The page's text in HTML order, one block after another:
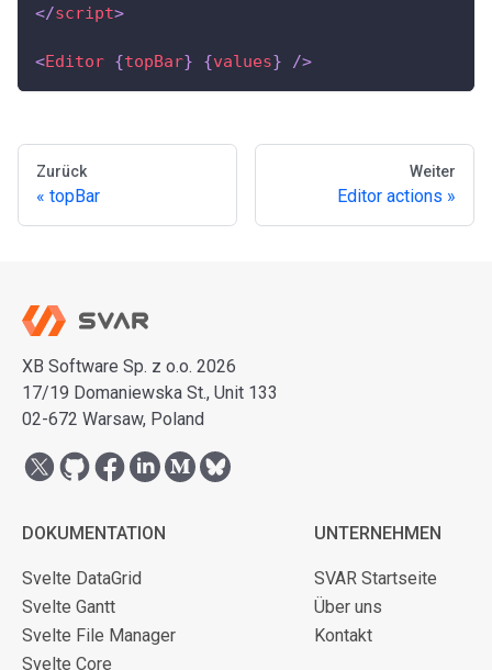
</script>
<Editor {topBar} {values} />
Zurück
topBar
Weiter
Editor actions
XB Software Sp. z o.o. 2026
17/19 Domaniewska St., Unit 133
02-672 Warsaw, Poland
DOKUMENTATION
Svelte DataGrid
Svelte Gantt
Svelte File Manager
Svelte Core
UNTERNEHMEN
SVAR Startseite
Über uns
Kontakt